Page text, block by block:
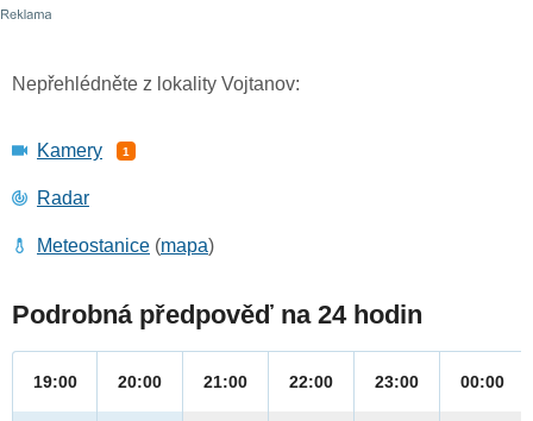
Nepřehlédněte z lokality Vojtanov:
Kamery 1
Radar
Meteostanice (mapa)
Podrobná předpověď na 24 hodin
19:00 20:00 21:00 22:00 23:00 00:00